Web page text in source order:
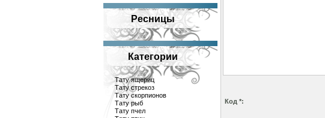
Ресницы
Категории
Тату ящериц
Тату стрекоз
Тату скорпионов
Тату рыб
Тату пчел
Код *: